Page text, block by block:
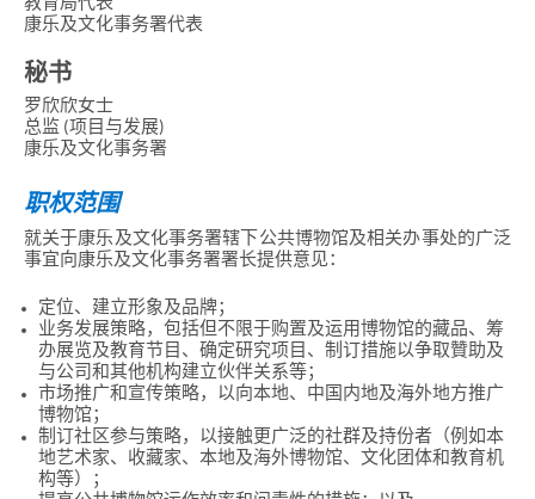
教育局代表
康乐及文化事务署代表
秘书
罗欣欣女士
总监 (项目与发展)
康乐及文化事务署
职权范围
就关于康乐及文化事务署辖下公共博物馆及相关办事处的广泛
事宜向康乐及文化事务署署长提供意见：
定位、建立形象及品牌；
业务发展策略，包括但不限于购置及运用博物馆的藏品、筹
办展览及教育节目、确定研究项目、制订措施以争取贊助及
与公司和其他机构建立伙伴关系等；
市场推广和宣传策略，以向本地、中国内地及海外地方推广
博物馆；
制订社区参与策略，以接触更广泛的社群及持份者（例如本
地艺术家、收藏家、本地及海外博物馆、文化团体和教育机
构等）；